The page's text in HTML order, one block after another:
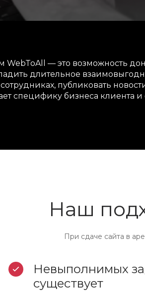
WebToAll — это возможность
длительное
публиковать
специфику бизнеса
Наш
При сдаче сайта в
Невыполнимых
существует